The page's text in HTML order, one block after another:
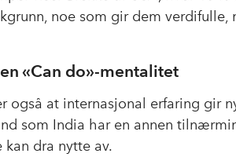
noe som gir dem verdifulle,
«Can do»-mentalitet
også at internasjonal erfaring gir
som India har en annen
kan dra nytte av.